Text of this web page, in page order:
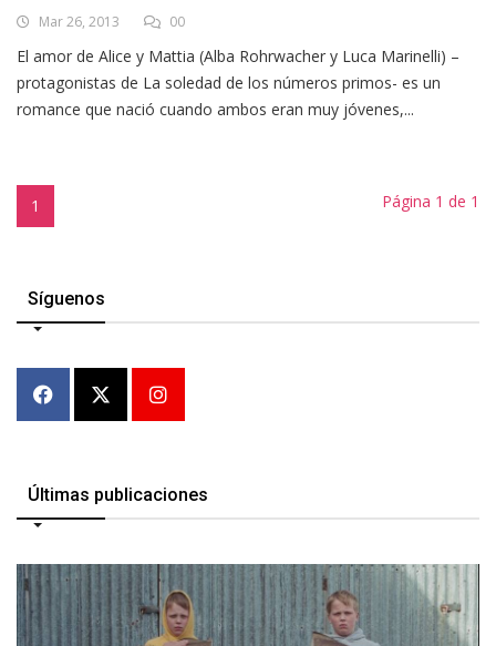
Mar 26, 2013 00
El amor de Alice y Mattia (Alba Rohrwacher y Luca Marinelli) –
protagonistas de La soledad de los números primos- es un
romance que nació cuando ambos eran muy jóvenes,...
1 Página 1 de 1
Síguenos
Últimas publicaciones